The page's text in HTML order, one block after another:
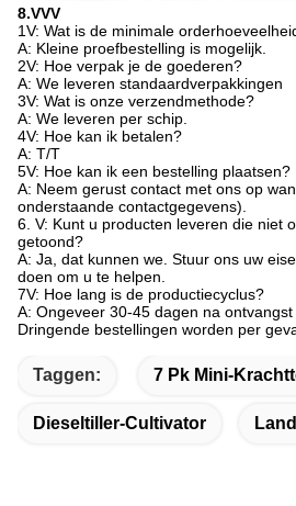
8.VVV
1V: Wat is de minimale
A: Kleine proefbestelling is mogelijk.
2V: Hoe verpak je de goederen?
A: We leveren standaardverpakkingen
3V: Wat is onze verzendmethode?
A: We leveren per schip.
4V: Hoe kan ik betalen?
A: T/T
5V: Hoe kan ik een bestelling plaatsen?
A: Neem gerust contact met ons op
onderstaande contactgegevens).
6. V: Kunt u producten leveren die niet
getoond?
A: Ja, dat kunnen we. Stuur ons uw
doen om u te helpen.
7V: Hoe lang is de productiecyclus?
A: Ongeveer 30-45 dagen na
Dringende bestellingen worden per
Taggen: 7 Pk Mini-
Dieseltiller-Cultivator